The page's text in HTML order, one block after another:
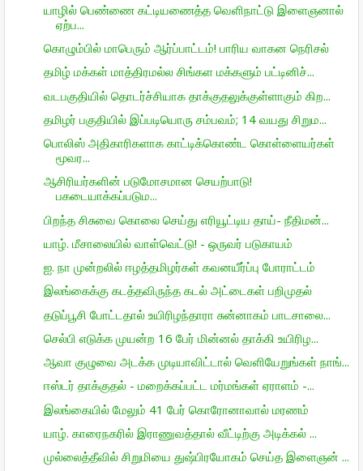
யாழில் பெண்ணை கட்டியணைத்த வெளிநாட்டு இளைஞனால்
ஏற்ப...
கொழும்பில் மாபெரும் ஆர்ப்பாட்டம்! பாரிய வாகன நெரிசல்
தமிழ் மக்கள் மாத்திரமல்ல சிங்கள மக்களும் பட்டினிச்...
வடபகுதியில் தொடர்ச்சியாக தாக்குதலுக்குள்ளாகும் கிற...
தமிழர் பகுதியில் இப்படியொரு சம்பவம்; 14 வயது சிறும...
பொலிஸ் அதிகாரிகளாக காட்டிக்கொண்ட கொள்ளையர்கள்
மூவர...
ஆசிரியர்களின் படுமோசமான செயற்பாடு!
பகடையாக்கப்படும...
பிறந்த சிசுவை கொலை செய்து எரியூட்டிய தாய்- நீதிமன்...
யாழ். மீசாலையில் வாள்வெட்டு! - ஒருவர் படுகாயம்
ஐ. நா முன்றலில் ஈழத்தமிழர்கள் கவனயீர்ப்பு போராட்டம்
இலங்கைக்கு கடத்தவிருந்த கடல் அட்டைகள் பறிமுதல்
தடுப்பூசி போட்டதால் உயிரிழந்தாரா சுன்னாகம் பாடசாலை...
செல்பி எடுக்க முயன்ற 16 பேர் மின்னல் தாக்கி உயிரிழ...
ஆவா குழுவை அடக்க முடியாவிட்டால் வெளியேறுங்கள் நாங்...
ஈஸ்டர் தாக்குதல் - மறைக்கப்பட்ட மர்மங்கள் ஏராளம் -...
இலங்கையில் மேலும் 41 பேர் கொரோனாவால் மரணம்
யாழ். காரைநகரில் இராணுவத்தால் வீட்டிற்கு அடிக்கல் ...
முல்லைத்தீவில் சிறுமியை துஷ்பிரயோகம் செய்த இளைஞன் ...